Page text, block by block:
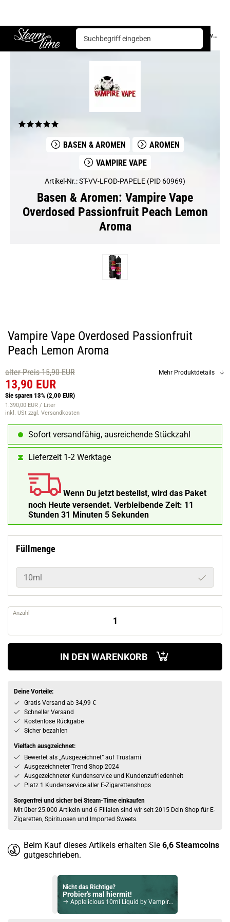
Steam time
Basen & Aromen Aromen Vampire Vape Vampire Vape Overdosed Passionfruit Peach Lemon Aroma
BASEN & AROMEN
AROMEN
VAMPIRE VAPE
Artikel-Nr.: ST-VV-LFOD-PAPELE (PID 60969)
Basen & Aromen: Vampire Vape
Overdosed Passionfruit Peach Lemon
Aroma
Vampire Vape Overdosed Passionfruit
Peach Lemon Aroma
alter Preis 15,90 EUR
13,90 EUR
Sie sparen 13% (2,00 EUR)
1.390,00 EUR / Liter
inkl. USt zzgl. Versandkosten
Mehr Produktdetails
Sofort versandfähig, ausreichende Stückzahl
Lieferzeit 1-2 Werktage
Wenn Du jetzt bestellst, wird das Paket
noch Heute versendet. Verbleibende Zeit: 11
Stunden 31 Minuten 4 Sekunden
Füllmenge
10ml
Anzahl
IN DEN WARENKORB
Deine Vorteile:
Gratis Versand ab 34,99 €
Schneller Versand
Kostenlose Rückgabe
Sicher bezahlen
Vielfach ausgzeichnet:
Bewertet als „Ausgezeichnet” auf Trustami
Ausgezeichneter Trend Shop 2024
Ausgezeichneter Kundenservice und Kundenzufriedenheit
Platz 1 Kundenservice aller E-Zigarettenshops
Sorgenfrei und sicher bei Steam-Time einkaufen
Mit über 25.000 Artikeln und 6 Filialen sind wir seit 2015 Dein Shop für E-
Zigaretten, Spirituosen und Imported Sweets.
Beim Kauf dieses Artikels erhalten Sie 6,6 Steamcoins
gutgeschrieben.
Nicht das Richtige?
Probier's mal hiermit!
Applelicious 10ml Liquid by Vampire Vape 6mg / 10ml